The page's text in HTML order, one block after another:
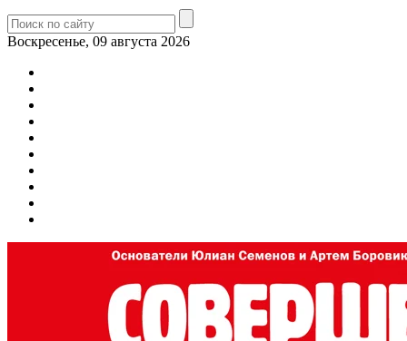
Воскресенье, 09 августа 2026